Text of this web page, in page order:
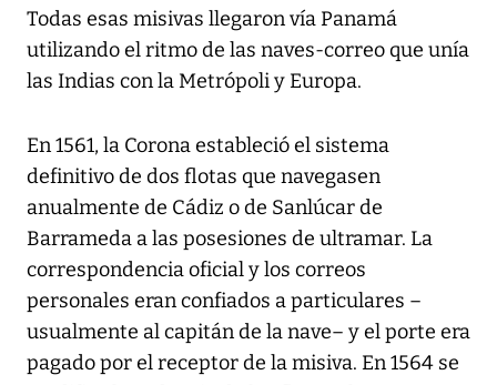
Todas esas misivas llegaron vía Panamá
utilizando el ritmo de las naves-correo que unía
las Indias con la Metrópoli y Europa.
En 1561, la Corona estableció el sistema
definitivo de dos flotas que navegasen
anualmente de Cádiz o de Sanlúcar de
Barrameda a las posesiones de ultramar. La
correspondencia oficial y los correos
personales eran confiados a particulares –
usualmente al capitán de la nave– y el porte era
pagado por el receptor de la misiva. En 1564 se